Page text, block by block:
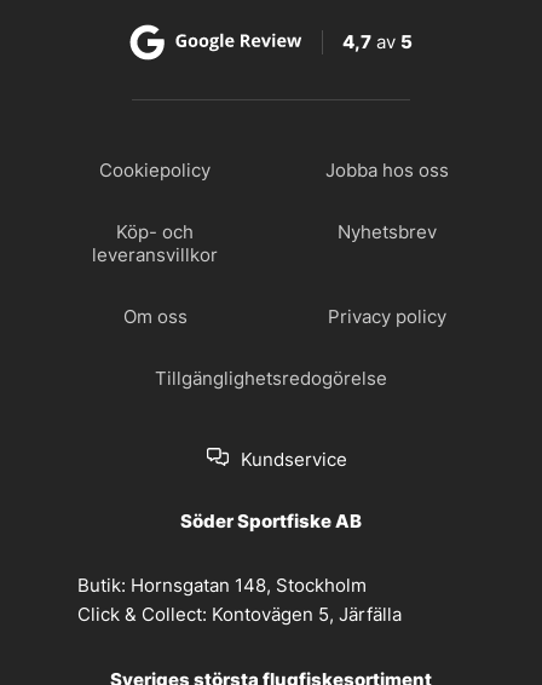
4,7 av 5
Cookiepolicy Jobba hos oss
Köp- och
leveransvillkor
Nyhetsbrev
Om oss Privacy policy
Tillgänglighetsredogörelse
Kundservice
Söder Sportfiske AB
Butik: Hornsgatan 148, Stockholm
Click & Collect: Kontovägen 5, Järfälla
Sveriges största flugfiskesortiment